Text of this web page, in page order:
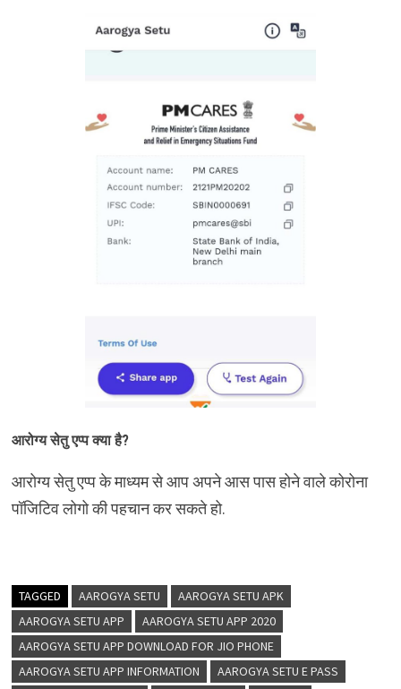
आरोग्य सेतु एप्प क्या है?
आरोग्य सेतु एप्प के माध्यम से आप अपने आस पास होने वाले कोरोना
पॉजिटिव लोगो की पहचान कर सकते हो.
TAGGED AAROGYA SETU
AAROGYA SETU APK
AAROGYA SETU APP
AAROGYA SETU APP 2020
AAROGYA SETU APP DOWNLOAD FOR JIO PHONE
AAROGYA SETU APP INFORMATION
AAROGYA SETU E PASS